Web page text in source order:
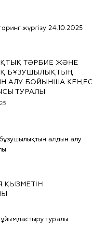
жүргізу 24.10.2025
ТӘРБИЕ ЖӘНЕ
БҰЗУШЫЛЫҚТЫҢ
АЛУ БОЙЫНША КЕҢЕС
ТУРАЛЫ
алдын алу
туралы